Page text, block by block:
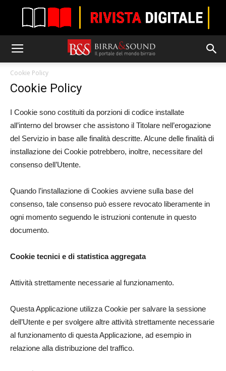
Cookie Policy
Cookie Policy
I Cookie sono costituiti da porzioni di codice installate
all’interno del browser che assistono il Titolare nell’erogazione
del Servizio in base alle finalità descritte. Alcune delle finalità di
installazione dei Cookie potrebbero, inoltre, necessitare del
consenso dell’Utente.
Quando l’installazione di Cookies avviene sulla base del
consenso, tale consenso può essere revocato liberamente in
ogni momento seguendo le istruzioni contenute in questo
documento.
Cookie tecnici e di statistica aggregata
Attività strettamente necessarie al funzionamento.
Questa Applicazione utilizza Cookie per salvare la sessione
dell’Utente e per svolgere altre attività strettamente necessarie
al funzionamento di questa Applicazione, ad esempio in
relazione alla distribuzione del traffico.